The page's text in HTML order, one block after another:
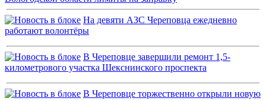
На девяти АЗС Череповца ежедневно
работают волонтёры
В Череповце завершили ремонт 1,5-
километрового участка Шекснинского проспекта
В Череповце торжественно открыли новую